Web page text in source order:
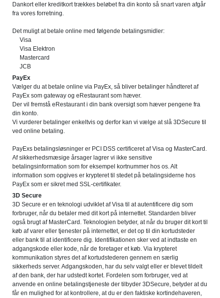
Dankort eller kreditkort trækkes beløbet fra din konto så snart varen afgår
fra vores forretning.
Det muligt at betale online med følgende betalingsmidler:
Visa
Visa Elektron
Mastercard
JCB
PayEx
Vælger du at betale online via PayEx, så bliver betalinger håndteret af
PayEx som gateway og eRestaurant som hæver.
Der vil fremstå eRestaurant i din bank oversigt som hæver pengene fra
din konto.
Vi vurderer betalinger enkeltvis og derfor kan vi vælge at slå 3DSecure til
ved online betaling.
PayExs betalingsløsninger er PCI DSS certificeret af Visa og MasterCard.
Af sikkerhedsmæsige årsager lagrer vi ikke sensitive
betalingsinformation som for eksempel kortnummer hos os. Alt
information som opgives er krypteret til stedet på betalingsiderne hos
PayEx som er sikret med SSL-certifikater.
3D Secure
3D Secure er en teknologi udviklet af Visa til at autentificere dig som
forbruger, når du betaler med dit kort på internettet. Standarden bliver
også brugt af MasterCard. Teknologien betyder, at når du bruger dit kort til
køb af varer eller tjenester på internettet, er det op til din kortudsteder
eller bank til at identificere dig. Identifikationen sker ved at indtaste en
adgangskode eller kode, når de foretager et køb. Via krypteret
kommunikation styres det af kortudstederen gennem en særlig
sikkerheds server. Adgangskoden, har du selv valgt eller er blevet tildelt
af den bank, der har udstedt kortet. Fordelen som forbruger, ved at
anvende en online betalingstjeneste der tilbyder 3DSecure, betyder at du
får en mulighed for at kontrollere, at du er den faktiske kortindehaveren,